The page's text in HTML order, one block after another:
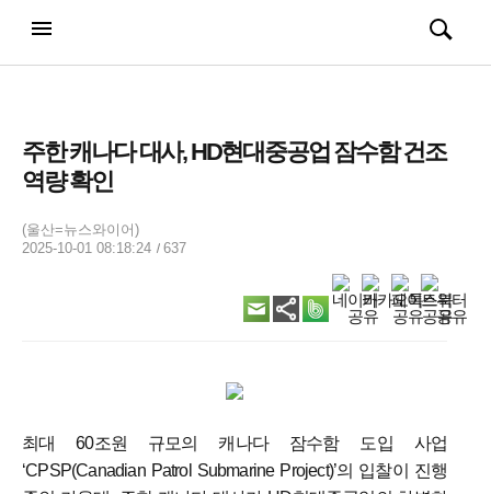
전체메뉴
열기/
검색
열기/
주한 캐나다 대사, HD현대중공업 잠수함 건조
역량 확인
(울산=뉴스와이어)
2025-10-01 08:18:24
637
최대 60조원 규모의 캐나다 잠수함 도입 사업
‘CPSP(Canadian Patrol Submarine Project)’의 입찰이 진행